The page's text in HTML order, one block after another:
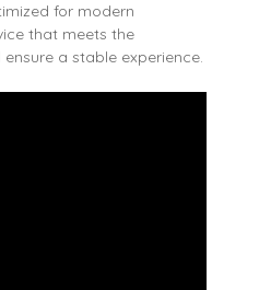
for modern
that meets the
a stable experience.